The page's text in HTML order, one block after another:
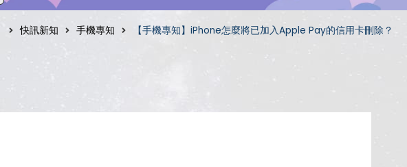
快訊新知 手機專知 【手機專知】iPhone怎麼將已加入Apple Pay的信用卡刪除？